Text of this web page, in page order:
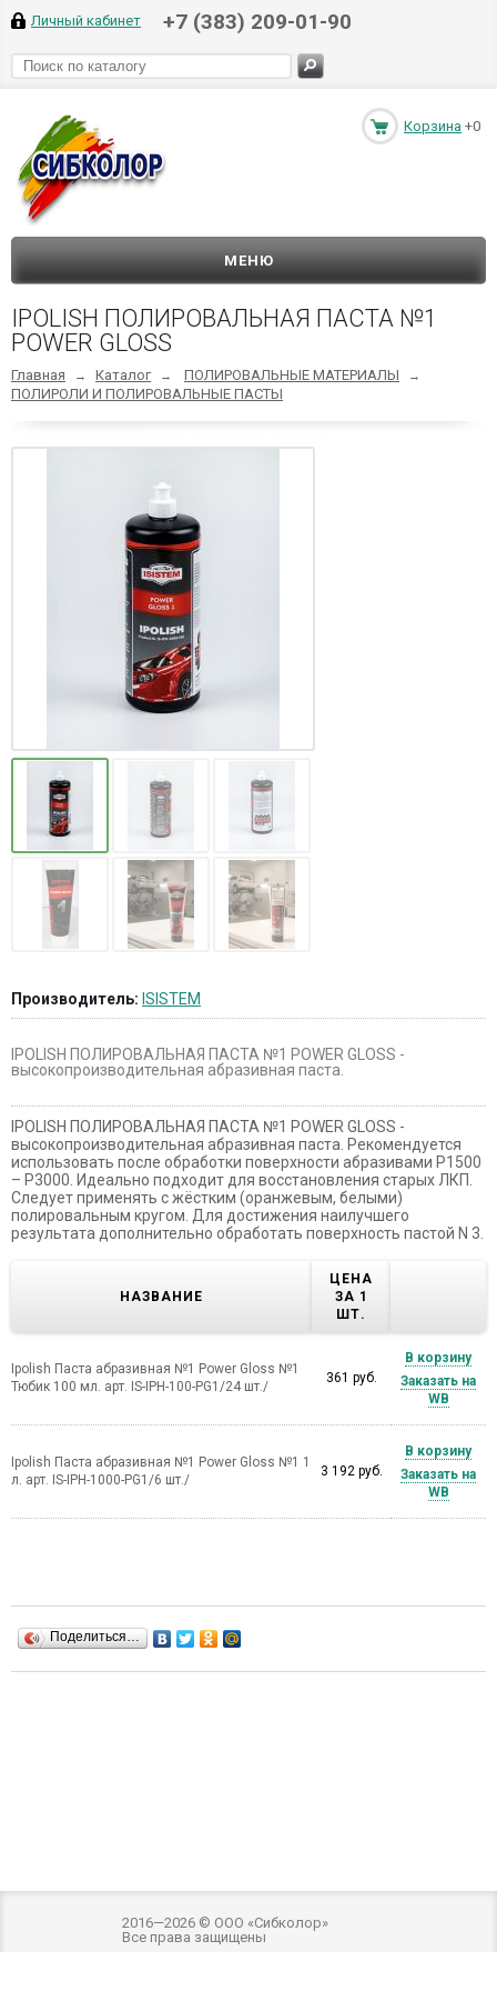
Личный кабинет +7 (383) 209-01-90
Корзина +0
МЕНЮ
IPOLISH ПОЛИРОВАЛЬНАЯ ПАСТА №1
POWER GLOSS
Главная → Каталог → ПОЛИРОВАЛЬНЫЕ МАТЕРИАЛЫ →
ПОЛИРОЛИ И ПОЛИРОВАЛЬНЫЕ ПАСТЫ
Производитель: ISISTEM
IPOLISH ПОЛИРОВАЛЬНАЯ ПАСТА №1 POWER GLOSS -
высокопроизводительная абразивная паста.
IPOLISH ПОЛИРОВАЛЬНАЯ ПАСТА №1 POWER GLOSS -
высокопроизводительная абразивная паста. Рекомендуется
использовать после обработки поверхности абразивами P1500
– P3000. Идеально подходит для восстановления старых ЛКП.
Следует применять с жёстким (оранжевым, белыми)
полировальным кругом. Для достижения наилучшего
результата дополнительно обработать поверхность пастой N 3.
НАЗВАНИЕ
ЦЕНА
ЗА 1
ШТ.
Ipolish Паста абразивная №1 Power Gloss №1
Тюбик 100 мл. арт. IS-IPH-100-PG1/24 шт./
361 руб.
В корзину
Заказать на
WB
Ipolish Паста абразивная №1 Power Gloss №1 1
л. арт. IS-IPH-1000-PG1/6 шт./
3 192 руб.
В корзину
Заказать на
WB
Поделиться…
2016—2026 © ООО «Сибколор»
Все права защищены